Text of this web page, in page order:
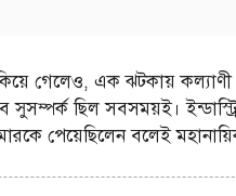
গেলেও, এক ঝটকায়
ছিল সবসময়ই।
পেয়েছিলেন বলেই